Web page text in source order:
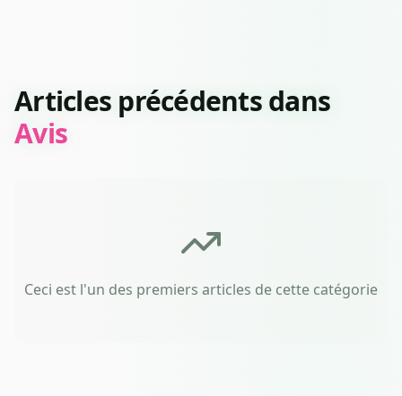
Articles précédents dans
Avis
Ceci est l'un des premiers articles de cette catégorie